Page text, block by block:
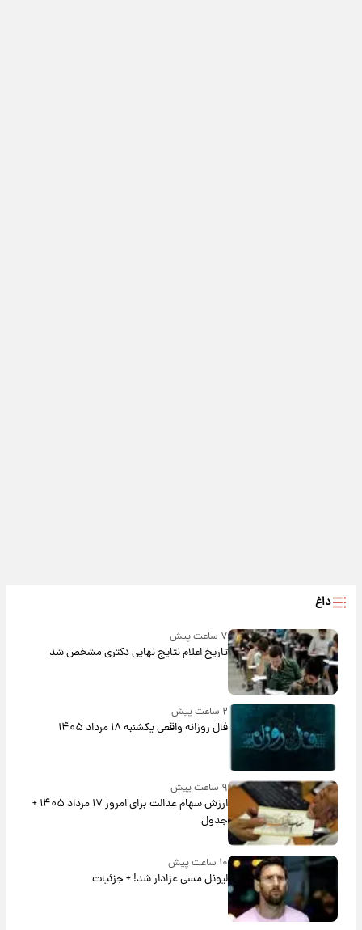
داغ
۷ ساعت پیش
تاریخ اعلام نتایج نهایی دکتری مشخص شد
۲ ساعت پیش
فال روزانه واقعی یکشنبه ۱۸ مرداد ۱۴۰۵
۹ ساعت پیش
ارزش سهام عدالت برای امروز ۱۷ مرداد ۱۴۰۵ +
جدول
۱۰ ساعت پیش
لیونل مسی عزادار شد! + جزئیات